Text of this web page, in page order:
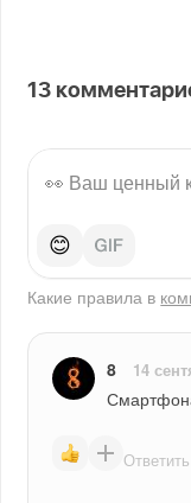
13
😊
Какие правила в
8 14
Ответить